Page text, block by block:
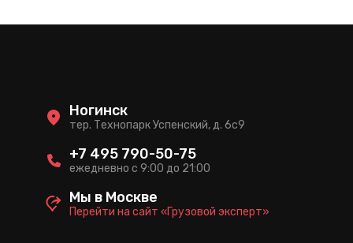
тер. Технопарк Успенский, д. 6c9
Ногинск
ежедневно с 9:00 до 21:00
+7 495 790-50-75
Перейти на сайт «Грузовой эксперт»
Мы в Москве